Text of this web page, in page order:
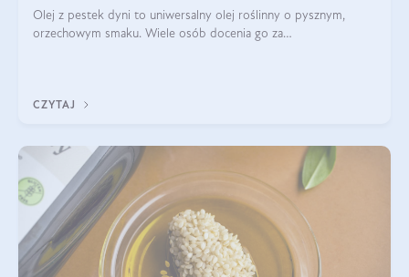
Olej z pestek dyni to uniwersalny olej roślinny o pysznym,
orzechowym smaku. Wiele osób docenia go za
CZYTAJ